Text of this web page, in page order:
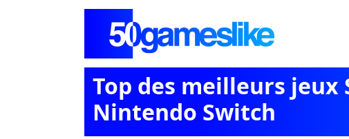
Top des meilleurs jeux
Nintendo Switch